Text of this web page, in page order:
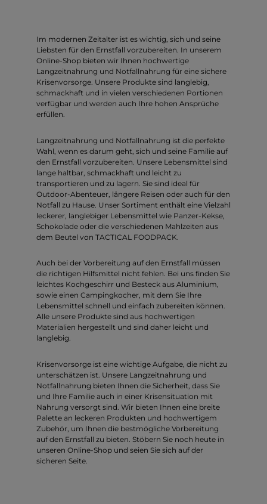
Im modernen Zeitalter ist es wichtig, sich und seine
Liebsten für den Ernstfall vorzubereiten. In unserem
Online-Shop bieten wir Ihnen hochwertige
Langzeitnahrung und Notfallnahrung für eine sichere
Krisenvorsorge. Unsere Produkte sind langlebig,
schmackhaft und in vielen verschiedenen Portionen
verfügbar und werden auch Ihre hohen Ansprüche
erfüllen.
Langzeitnahrung und Notfallnahrung ist die perfekte
Wahl, wenn es darum geht, sich und seine Familie auf
den Ernstfall vorzubereiten. Unsere Lebensmittel sind
lange haltbar, schmackhaft und leicht zu
transportieren und zu lagern. Sie sind ideal für
Outdoor-Abenteuer, längere Reisen oder auch für den
Notfall zu Hause. Unser Sortiment enthält eine Vielzahl
leckerer, langlebiger Lebensmittel wie Panzer-Kekse,
Schokolade oder die verschiedenen Mahlzeiten aus
dem Beutel von TACTICAL FOODPACK.
Auch bei der Vorbereitung auf den Ernstfall müssen
die richtigen Hilfsmittel nicht fehlen. Bei uns finden Sie
leichtes Kochgeschirr und Besteck aus Aluminium,
sowie einen Campingkocher, mit dem Sie Ihre
Lebensmittel schnell und einfach zubereiten können.
Alle unsere Produkte sind aus hochwertigen
Materialien hergestellt und sind daher leicht und
langlebig.
Krisenvorsorge ist eine wichtige Aufgabe, die nicht zu
unterschätzen ist. Unsere Langzeitnahrung und
Notfallnahrung bieten Ihnen die Sicherheit, dass Sie
und Ihre Familie auch in einer Krisensituation mit
Nahrung versorgt sind. Wir bieten Ihnen eine breite
Palette an leckeren Produkten und hochwertigem
Zubehör, um Ihnen die bestmögliche Vorbereitung
auf den Ernstfall zu bieten. Stöbern Sie noch heute in
unseren Online-Shop und seien Sie sich auf der
sicheren Seite.